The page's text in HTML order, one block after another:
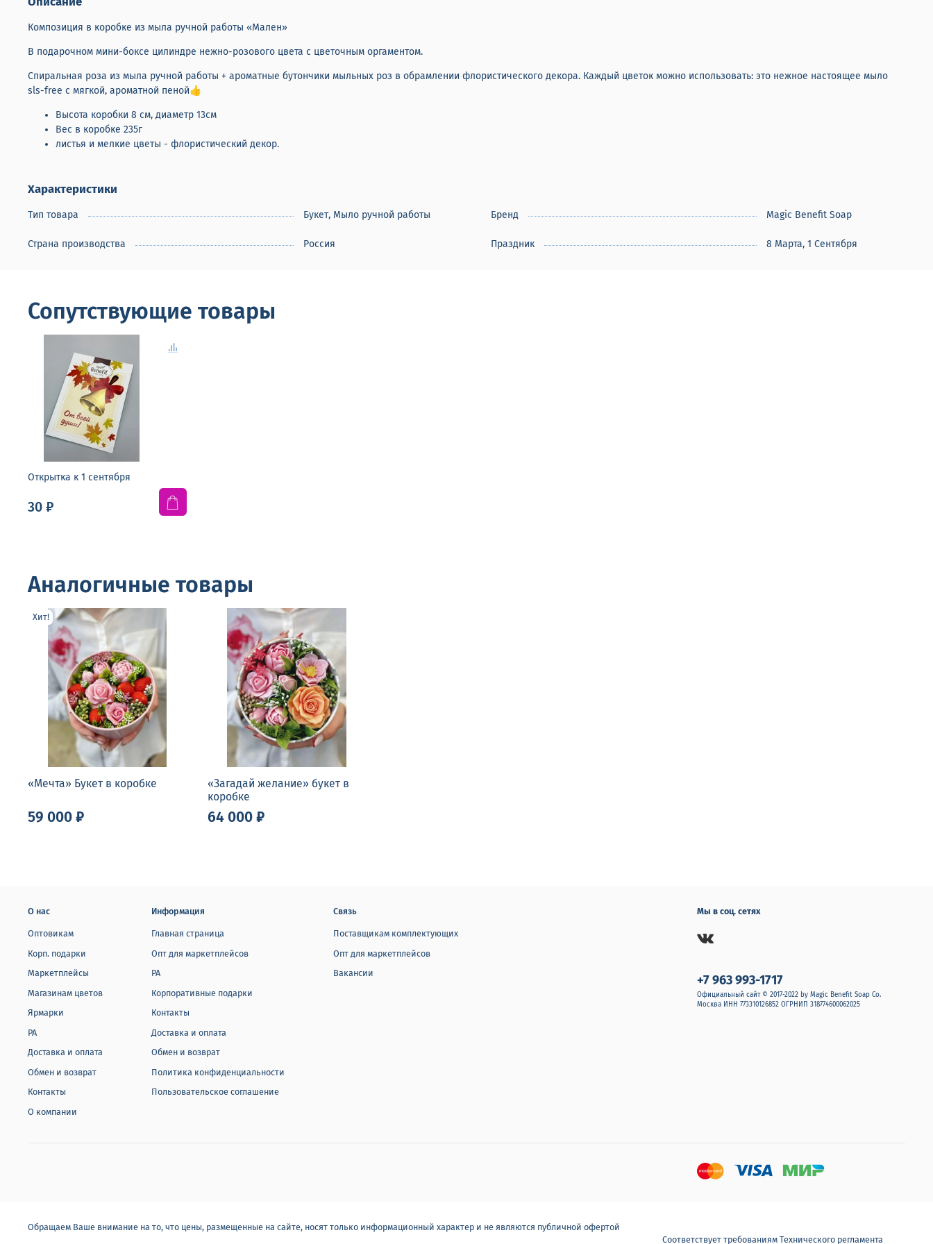
Композиция в коробке из мыла ручной работы «Мален»
В подарочном мини-боксе цилиндре нежно-розового цвета с цветочным оргаментом.
Спиральная роза из мыла ручной работы + ароматные бутончики мыльных роз в обрамлении флористического декора. Каждый цветок можно использовать: это нежное настоящее мыло
sls-free с мягкой, ароматной пеной👍
Высота коробки 8 см, диаметр 13см
Вес в коробке 235г
листья и мелкие цветы - флористический декор.
Характеристики
Тип товара Букет, Мыло ручной работы Бренд Magic Benefit Soap
Страна производства Россия Праздник 8 Марта, 1 Сентября
Сопутствующие товары
Открытка к 1 сентября
30 ₽
Аналогичные товары
Хит!
«Мечта» Букет в коробке
59 000 ₽
«Загадай желание» букет в
коробке
64 000 ₽
О нас
Оптовикам
Корп. подарки
Маркетплейсы
Магазинам цветов
Ярмарки
РА
Доставка и оплата
Обмен и возврат
Контакты
О компании
Информация
Главная страница
Опт для маркетплейсов
РА
Корпоративные подарки
Контакты
Доставка и оплата
Обмен и возврат
Политика конфиденциальности
Пользовательское соглашение
Связь
Поставщикам комплектующих
Опт для маркетплейсов
Вакансии
Мы в соц. сетях
+7 963 993-1717
Официальный сайт © 2017-2022 by Magic Benefit Soap Co.
Москва ИНН 773310126852 ОГРНИП 318774600062025
Обращаем Ваше внимание на то, что цены, размещенные на сайте, носят только информационный характер и не являются публичной офертой
Соответствует требованиям Технического регламента